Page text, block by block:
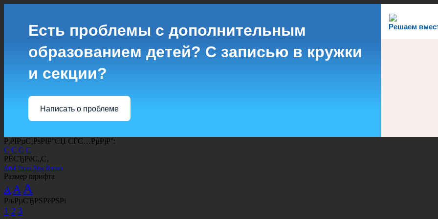
Решаем
Есть проблемы с дополнительным
образованием детей? С записью в кружки
и секции?
Написать о проблеме
Р¦РІРµС‚РѕРІР°СЏ СЃС…РµРјР°:
C C C C
РЁСЂРёС„С‚
Arial Times New Roman
Размер шрифта
A A A
РљРµСЂРЅРёРЅРі
1 2 3